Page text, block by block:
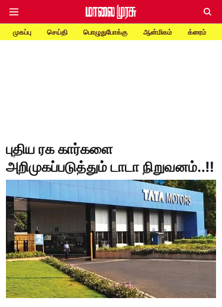
முகப்பு செய்தி பொழுதுபோக்கு ஆன்மிகம் க்ரைம்
புதிய ரக கார்களை
அறிமுகப்படுத்தும் டாடா நிறுவனம்..!!